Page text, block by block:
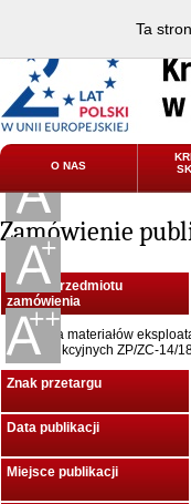
O NAS
Zamówienie
Nazwa przedmiotu
zamówienia
Dostawa materiałów
wielofunkcyjnych ZP/ZC-14/
Znak przetargu
Data publikacji
Miejsce publikacji
Ta